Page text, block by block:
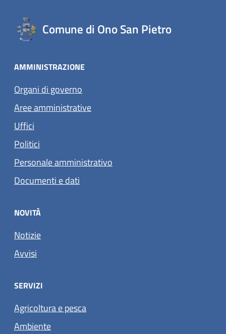
Comune di Ono San Pietro
AMMINISTRAZIONE
Organi di governo
Aree amministrative
Uffici
Politici
Personale amministrativo
Documenti e dati
NOVITÀ
Notizie
Avvisi
SERVIZI
Agricoltura e pesca
Ambiente